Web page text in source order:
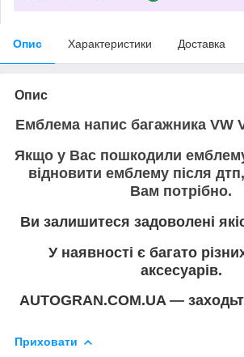
Опис Характеристики Доставка
Опис
Емблема напис багажника VW
Якщо у Вас пошкодили
відновити емблему після
Вам потрібно.
Ви залишитеся задоволені
У наявності є багато
аксесуарів.
AUTOGRAN.COM.UA —
Приховати